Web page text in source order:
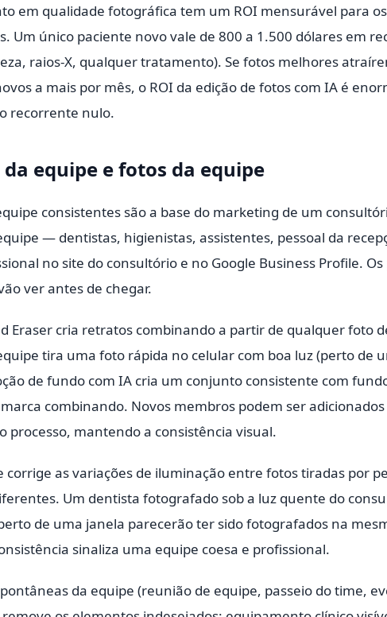
em qualidade fotográfica tem um ROI mensurável para
Um único paciente novo vale de 800 a 1.500 dólares em
raios-X, qualquer tratamento). Se fotos melhores
a mais por mês, o ROI da edição de fotos com IA é
recorrente nulo.
equipe e fotos da equipe
consistentes são a base do marketing de um
— dentistas, higienistas, assistentes, pessoal da
no site do consultório e no Google Business Profile.
ver antes de chegar.
Eraser cria retratos combinando a partir de qualquer foto
tira uma foto rápida no celular com boa luz (perto de
de fundo com IA cria um conjunto consistente com
combinando. Novos membros podem ser
processo, mantendo a consistência visual.
corrige as variações de iluminação entre fotos tiradas por
Um dentista fotografado sob a luz quente do
de uma janela parecerão ter sido fotografados na
sinaliza uma equipe coesa e profissional.
da equipe (reunião de equipe, passeio do time,